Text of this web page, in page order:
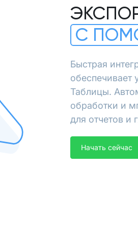
С
Быстрая
обеспечивает
Таблицы.
обработки и
для отчетов и
Начать сейчас